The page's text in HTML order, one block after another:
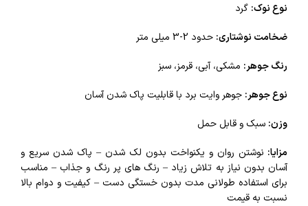
نوع نوک: گرد
ضخامت نوشتاری: حدود 2-3 میلی‌ متر
رنگ جوهر: مشکی، آبی، قرمز، سبز
نوع جوهر: جوهر وایت برد با قابلیت پاک شدن آسان
وزن: سبک و قابل حمل
مزایا: نوشتن روان و یکنواخت بدون لک شدن – پاک شدن سریع و
آسان بدون نیاز به تلاش زیاد – رنگ‌ های پر رنگ و جذاب – مناسب
برای استفاده طولانی مدت بدون خستگی دست – کیفیت و دوام بالا
نسبت به قیمت